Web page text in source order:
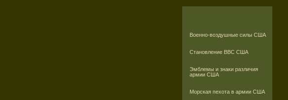
Военно-воздушные силы США
Становление ВВС США
Эмблемы и знаки различия
армии США
Морская пехота в армии США